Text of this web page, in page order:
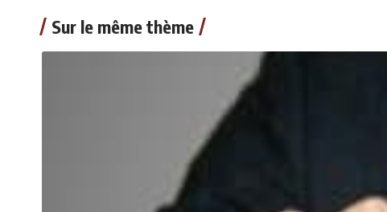
Sur le même thème